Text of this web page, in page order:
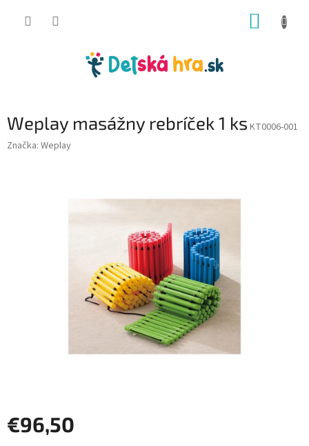
Weplay masážny rebríček 1 ks KT0006-001
Značka: Weplay
€96,50